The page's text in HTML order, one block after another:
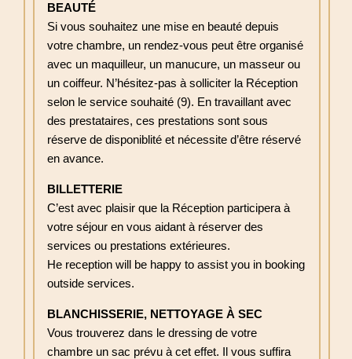
BEAUTÉ
Si vous souhaitez une mise en beauté depuis
votre chambre, un rendez-vous peut être organisé
avec un maquilleur, un manucure, un masseur ou
un coiffeur. N’hésitez-pas à solliciter la Réception
selon le service souhaité (9). En travaillant avec
des prestataires, ces prestations sont sous
réserve de disponiblité et nécessite d’être réservé
en avance.
BILLETTERIE
C’est avec plaisir que la Réception participera à
votre séjour en vous aidant à réserver des
services ou prestations extérieures.
He reception will be happy to assist you in booking
outside services.
BLANCHISSERIE, NETTOYAGE À SEC
Vous trouverez dans le dressing de votre
chambre un sac prévu à cet effet. Il vous suffira